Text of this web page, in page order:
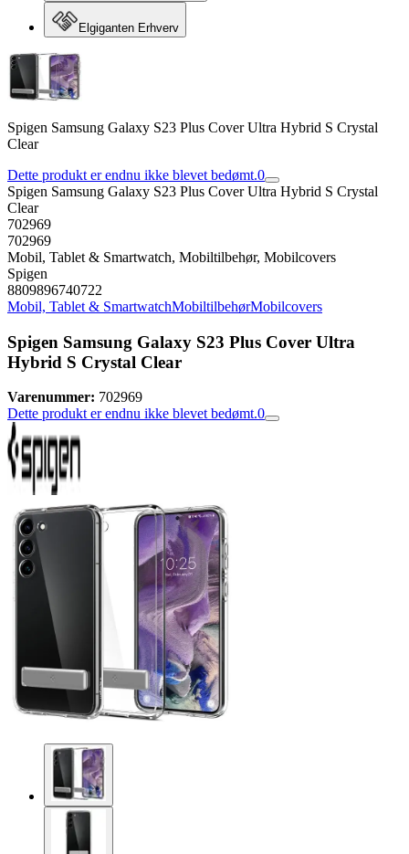
Elgiganten Erhverv
Spigen Samsung Galaxy S23 Plus Cover Ultra Hybrid S Crystal
Clear
Dette produkt er endnu ikke blevet bedømt.0
Spigen Samsung Galaxy S23 Plus Cover Ultra Hybrid S Crystal
Clear
702969
702969
Mobil, Tablet & Smartwatch, Mobiltilbehør, Mobilcovers
Spigen
8809896740722
Mobil, Tablet & SmartwatchMobiltilbehørMobilcovers
Spigen Samsung Galaxy S23 Plus Cover Ultra
Hybrid S Crystal Clear
Varenummer: 702969
Dette produkt er endnu ikke blevet bedømt.0